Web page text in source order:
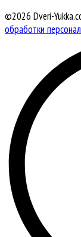
©2026 Dveri-
обработки